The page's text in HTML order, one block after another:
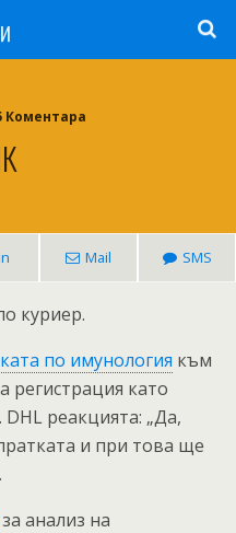
Коментара
Mail SMS
куриер.
по имунология към
регистрация като
реакцията: „Да,
и при това ще
за анализ на